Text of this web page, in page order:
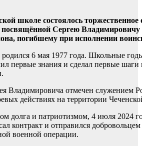
школе состоялось
Сергею Владимировичу
погибшему при исполнении
6 мая 1977 года. Школьные
первые знания и сделал первые шаги
Владимировича отмечен служением
действиях на территории
долга и патриотизмом, 4 июля 2024
контракт и отправился добровольцем
военной операции.